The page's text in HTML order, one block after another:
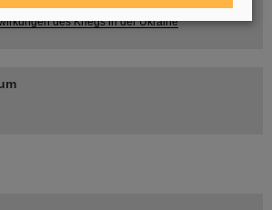
des Kriegs in der Ukraine